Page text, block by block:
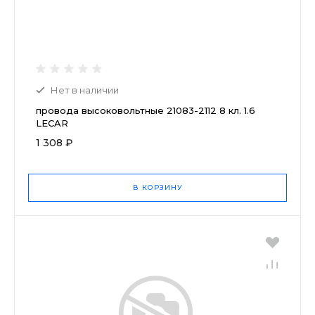
Нет в наличии
провода высоковольтные 21083-2112 8 кл. 1.6
LECAR
1 308 ₽
В КОРЗИНУ